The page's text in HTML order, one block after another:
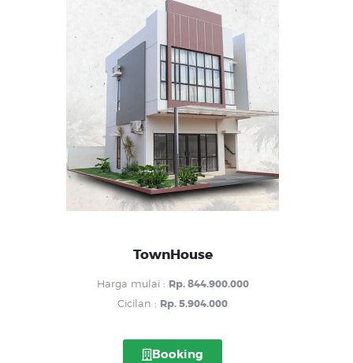
TownHouse
Harga mulai : Rp. 844.900.000
Cicilan : Rp. 5.904.000
Booking